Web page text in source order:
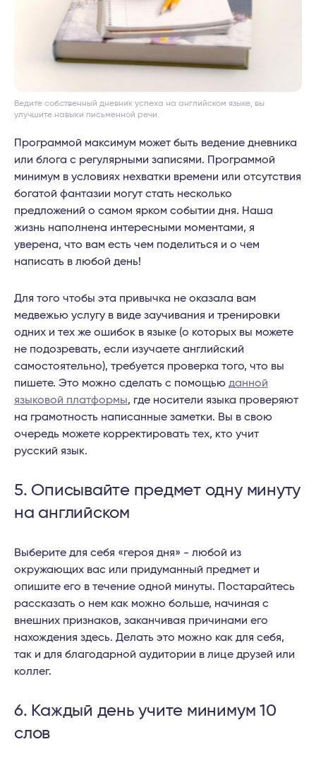
Ведите собственный дневник успеха на английском языке, вы
улучшите навыки письменной речи.
Программой максимум может быть ведение дневника
или блога с регулярными записями. Программой
минимум в условиях нехватки времени или отсутствия
богатой фантазии могут стать несколько
предложений о самом ярком событии дня. Наша
жизнь наполнена интересными моментами, я
уверена, что вам есть чем поделиться и о чем
написать в любой день!
Для того чтобы эта привычка не оказала вам
медвежью услугу в виде заучивания и тренировки
одних и тех же ошибок в языке (о которых вы можете
не подозревать, если изучаете английский
самостоятельно), требуется проверка того, что вы
пишете. Это можно сделать с помощью данной
языковой платформы, где носители языка проверяют
на грамотность написанные заметки. Вы в свою
очередь можете корректировать тех, кто учит
русский язык.
5. Описывайте предмет одну минуту
на английском
Выберите для себя «героя дня» - любой из
окружающих вас или придуманный предмет и
опишите его в течение одной минуты. Постарайтесь
рассказать о нем как можно больше, начиная с
внешних признаков, заканчивая причинами его
нахождения здесь. Делать это можно как для себя,
так и для благодарной аудитории в лице друзей или
коллег.
6. Каждый день учите минимум 10
слов